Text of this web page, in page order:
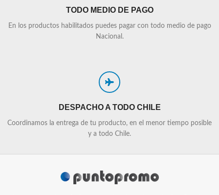
TODO MEDIO DE PAGO
En los productos habilitados puedes pagar con todo medio de pago
Nacional.
DESPACHO A TODO CHILE
Coordinamos la entrega de tu producto, en el menor tiempo posible
y a todo Chile.